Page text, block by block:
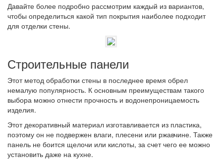
Давайте более подробно рассмотрим каждый из вариантов,
чтобы определиться какой тип покрытия наиболее подходит
для отделки стены.
Строительные панели
Этот метод обработки стены в последнее время обрел
немалую популярность. К основным преимуществам такого
выбора можно отнести прочность и водонепроницаемость
изделия.
Этот декоративный материал изготавливается из пластика,
поэтому он не подвержен влаги, плесени или ржавчине. Также
панель не боится щелочи или кислоты, за счет чего ее можно
установить даже на кухне.